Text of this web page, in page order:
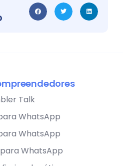
Talk
WhatsApp
WhatsApp
WhatsApp